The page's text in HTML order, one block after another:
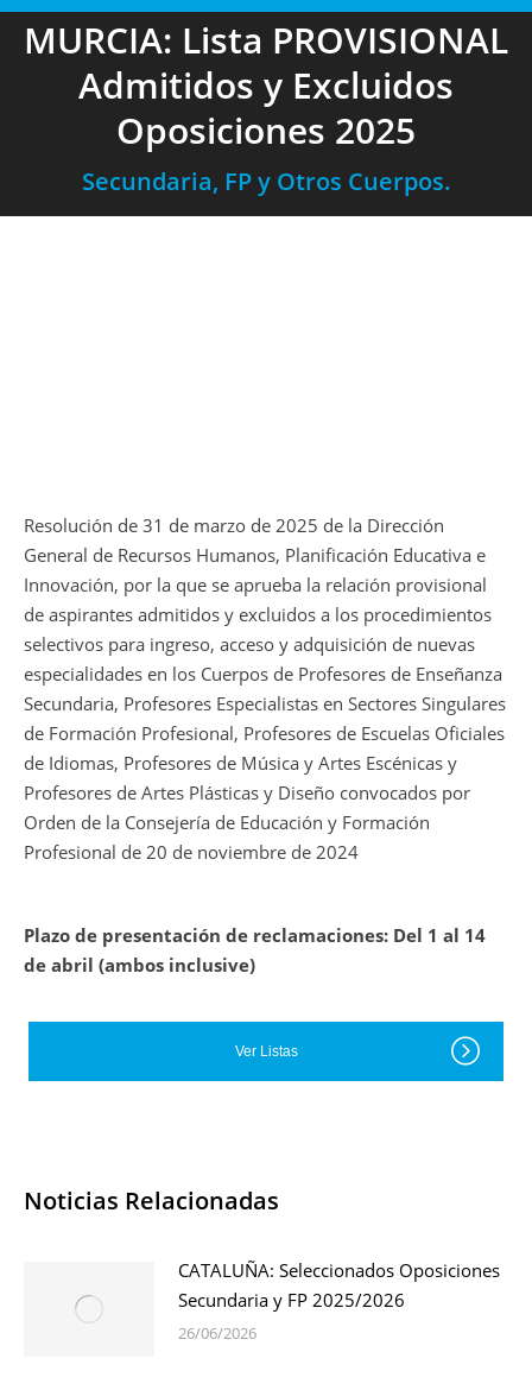
MURCIA: Lista PROVISIONAL
Admitidos y Excluidos
Oposiciones 2025
Secundaria, FP y Otros Cuerpos.
Resolución de 31 de marzo de 2025 de la Dirección
General de Recursos Humanos, Planificación Educativa e
Innovación, por la que se aprueba la relación provisional
de aspirantes admitidos y excluidos a los procedimientos
selectivos para ingreso, acceso y adquisición de nuevas
especialidades en los Cuerpos de Profesores de Enseñanza
Secundaria, Profesores Especialistas en Sectores Singulares
de Formación Profesional, Profesores de Escuelas Oficiales
de Idiomas, Profesores de Música y Artes Escénicas y
Profesores de Artes Plásticas y Diseño convocados por
Orden de la Consejería de Educación y Formación
Profesional de 20 de noviembre de 2024
Plazo de presentación de reclamaciones: Del 1 al 14
de abril (ambos inclusive)
Ver Listas
Noticias Relacionadas
CATALUÑA: Seleccionados Oposiciones
Secundaria y FP 2025/2026
26/06/2026